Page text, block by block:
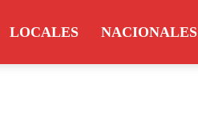
LOCALES NACIONALES